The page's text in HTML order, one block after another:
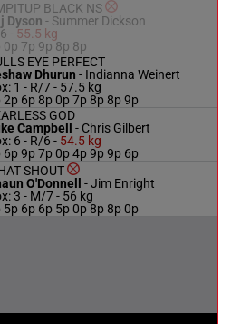
BLACK NS
Dyson - Summer Dickson
- 55.5 kg
0p 7p 9p 8p 8p
EYE PERFECT
Dhurun - Indianna Weinert
1 - R/7 - 57.5 kg
2p 6p 8p 0p 7p 8p 8p 9p
GOD
Campbell - Chris Gilbert
6 - R/6 - 54.5 kg
6p 9p 7p 0p 4p 9p 9p 6p
SHOUT
O'Donnell -Jim Enright
3 - M/7 - 56 kg
5p 6p 6p 5p 0p 8p 8p 0p